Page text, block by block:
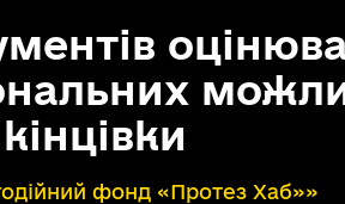
фонд «Протез Хаб»»